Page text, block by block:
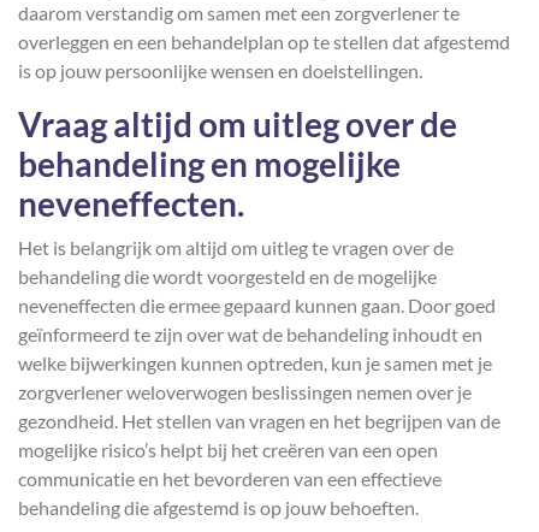
daarom verstandig om samen met een zorgverlener te
overleggen en een behandelplan op te stellen dat afgestemd
is op jouw persoonlijke wensen en doelstellingen.
Vraag altijd om uitleg over de
behandeling en mogelijke
neveneffecten.
Het is belangrijk om altijd om uitleg te vragen over de
behandeling die wordt voorgesteld en de mogelijke
neveneffecten die ermee gepaard kunnen gaan. Door goed
geïnformeerd te zijn over wat de behandeling inhoudt en
welke bijwerkingen kunnen optreden, kun je samen met je
zorgverlener weloverwogen beslissingen nemen over je
gezondheid. Het stellen van vragen en het begrijpen van de
mogelijke risico’s helpt bij het creëren van een open
communicatie en het bevorderen van een effectieve
behandeling die afgestemd is op jouw behoeften.